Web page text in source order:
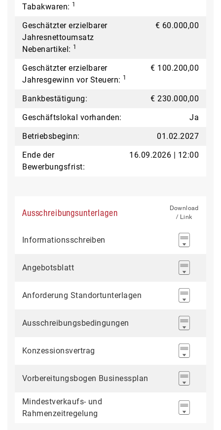
Tabakwaren: 1
Geschätzter erzielbarer
Jahresnettoumsatz
Nebenartikel: 1
€ 60.000,00
Geschätzter erzielbarer
Jahresgewinn vor Steuern: 1
€ 100.200,00
Bankbestätigung:
€ 230.000,00
Geschäftslokal vorhanden:
Ja
Betriebsbeginn:
01.02.2027
Ende der
Bewerbungsfrist:
16.09.2026 | 12:00
Ausschreibungsunterlagen
Download
/ Link
Informationsschreiben
Angebotsblatt
Anforderung Standortunterlagen
Ausschreibungsbedingungen
Konzessionsvertrag
Vorbereitungsbogen Businessplan
Mindestverkaufs- und
Rahmenzeitregelung